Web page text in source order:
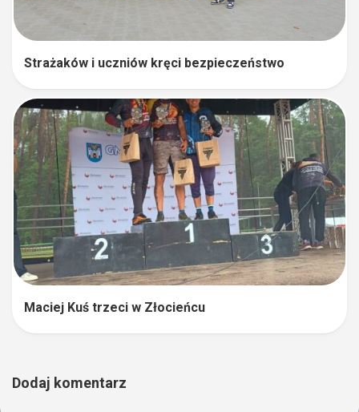
Strażaków i uczniów kręci bezpieczeństwo
Maciej Kuś trzeci w Złocieńcu
Dodaj komentarz